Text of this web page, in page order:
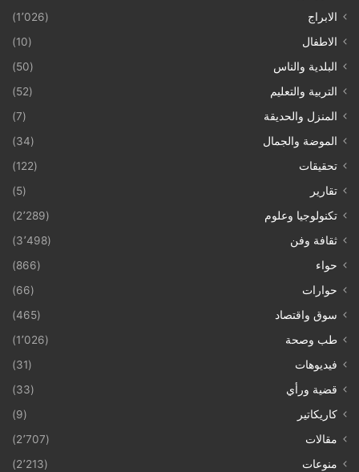
الابراج
(1٬026)
الاطفال
(10)
البلدية والناس
(50)
التربية والتعليم
(52)
المنزل والحديقة
(7)
الموضة والجمال
(34)
تحقيقات
(122)
تقارير
(5)
تكنولوجيا وعلوم
(2٬289)
ثقافة وفن
(3٬498)
حواء
(866)
حوارات
(66)
سوق واقتصاد
(465)
طب وصحة
(1٬026)
فيديوهات
(31)
قضية ورأي
(33)
كاريكاتير
(9)
مقالات
(2٬707)
منوعات
(2٬213)